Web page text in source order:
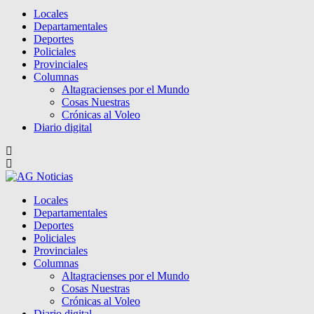
Locales
Departamentales
Deportes
Policiales
Provinciales
Columnas
Altagracienses por el Mundo
Cosas Nuestras
Crónicas al Voleo
Diario digital
Locales
Departamentales
Deportes
Policiales
Provinciales
Columnas
Altagracienses por el Mundo
Cosas Nuestras
Crónicas al Voleo